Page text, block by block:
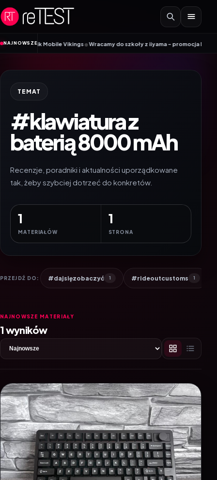
Przejdź do treści
NAJNOWSZEMobile Vikings•Wracamy do szkoły z iiyama – promocja Back to
TEMAT
#klawiatura z
baterią 8000 mAh
Recenzje, poradniki i aktualności uporządkowane
tak, żeby szybciej dotrzeć do konkretów.
1
MATERIAŁÓW
1
STRONA
PRZEJDŹ DO: #dajsięzobaczyć 1 #rideoutcustoms 1
NAJNOWSZE MATERIAŁY
1 wyników